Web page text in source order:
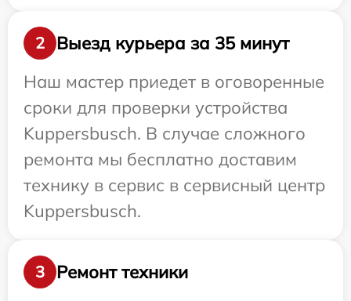
2
Выезд курьера за 35 минут
Наш мастер приедет в оговоренные
сроки для проверки устройства
Kuppersbusch. В случае сложного
ремонта мы бесплатно доставим
технику в сервис в сервисный центр
Kuppersbusch.
3
Ремонт техники